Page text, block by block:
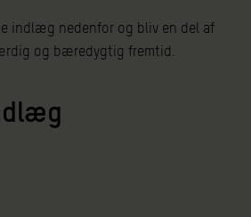
indlæg nedenfor og bliv en del af
og bæredygtig fremtid.